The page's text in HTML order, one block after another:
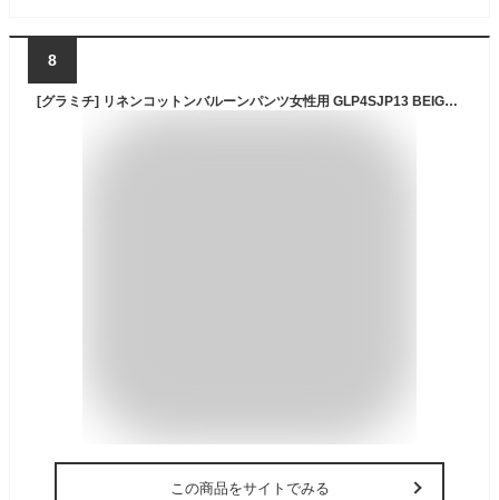
8
[グラミチ] リネンコットンバルーンパンツ女性用 GLP4SJP13 BEIGE M
この商品をサイトでみる